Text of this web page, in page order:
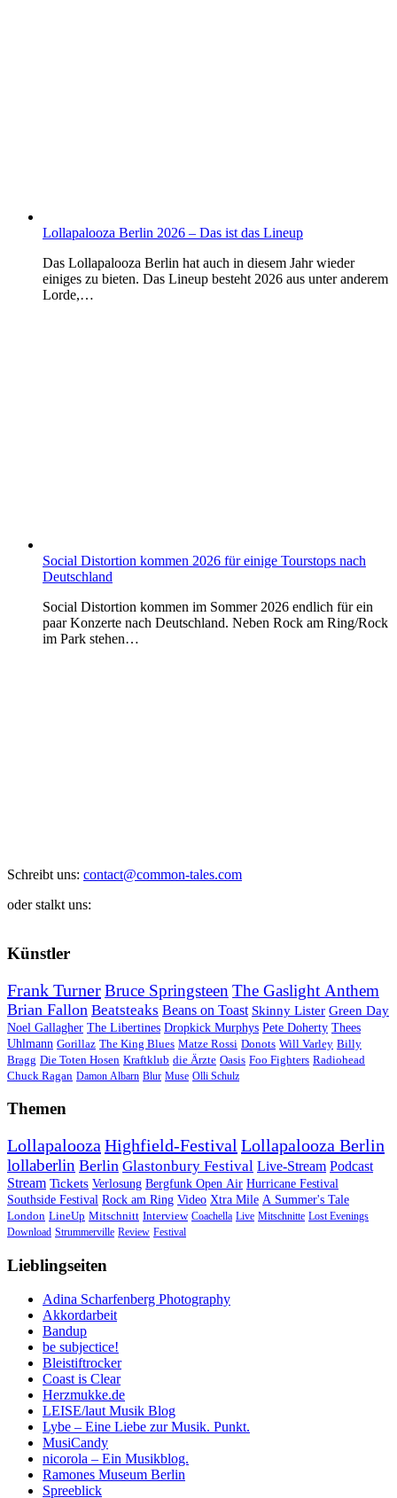
Lollapalooza Berlin 2026 – Das ist das Lineup
Das Lollapalooza Berlin hat auch in diesem Jahr wieder
einiges zu bieten. Das Lineup besteht 2026 aus unter anderem
Lorde,…
Social Distortion kommen 2026 für einige Tourstops nach
Deutschland
Social Distortion kommen im Sommer 2026 endlich für ein
paar Konzerte nach Deutschland. Neben Rock am Ring/Rock
im Park stehen…
Schreibt uns: contact@common-tales.com
oder stalkt uns:
Künstler
Frank TurnerBruce Springsteen The Gaslight Anthem
Brian Fallon Beatsteaks Beans on Toast Skinny Lister Green Day
Noel Gallagher The Libertines Dropkick Murphys Pete Doherty Thees
Uhlmann Gorillaz The King Blues Matze Rossi Donots Will Varley Billy
Bragg Die Toten Hosen Kraftklub die Ärzte Oasis Foo Fighters Radiohead
Chuck Ragan Damon Albarn Blur Muse Olli Schulz
Themen
Lollapalooza Highfield-Festival Lollapalooza Berlin
lollaberlin Berlin Glastonbury Festival Live-Stream Podcast
Stream Tickets Verlosung Bergfunk Open Air Hurricane Festival
Southside Festival Rock am Ring Video Xtra Mile A Summer's Tale
London LineUp Mitschnitt Interview Coachella Live Mitschnitte Lost Evenings
Download Strummerville Review Festival
Lieblingseiten
Adina Scharfenberg Photography
Akkordarbeit
Bandup
be subjectice!
Bleistiftrocker
Coast is Clear
Herzmukke.de
LEISE/laut Musik Blog
Lybe – Eine Liebe zur Musik. Punkt.
MusiCandy
nicorola – Ein Musikblog.
Ramones Museum Berlin
Spreeblick